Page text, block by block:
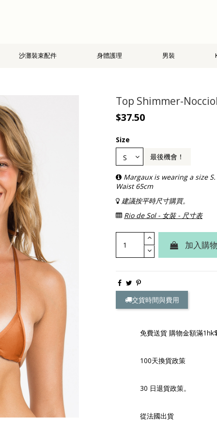
沙灘裝束配件 身體護理 男裝
Top Shimmer-
$37.50
Size
最後機會！
Margaux is wearing a size
Waist 65cm
建議按平時尺寸購買。
Rio de Sol - 女裝 - 尺寸表
加入購
交貨時間與費用
免費送貨 購物金額滿
100天換貨政策
30 日退貨政策。
從法國出貨